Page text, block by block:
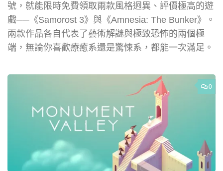
號，就能限時免費領取兩款風格迥異、評價極高的遊
戲──《Samorost 3》與《Amnesia: The Bunker》。
兩款作品各自代表了藝術解謎與極致恐怖的兩個極
端，無論你喜歡療癒系還是驚悚系，都能一次滿足。
0